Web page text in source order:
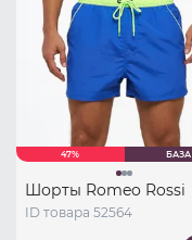
47% БАЗА
Шорты Romeo Rossi
ID товара 52564